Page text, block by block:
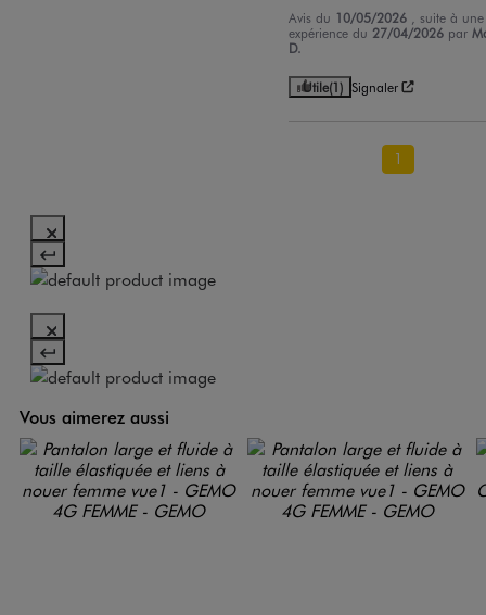
Avis du 10/05/2026
, suite à une
expérience du 27/04/2026 par
D.
Utile(1) Signaler
1
Vous aimerez aussi